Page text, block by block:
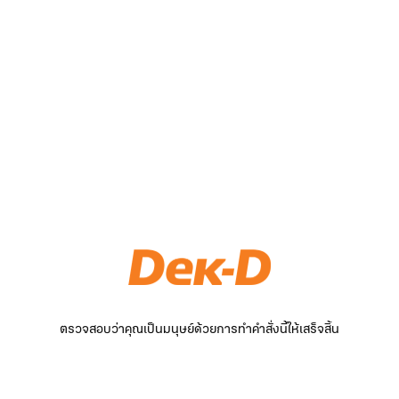
ตรวจสอบว่าคุณเป็นมนุษย์ด้วยการทำคำสั่งนี้ให้เสร็จสิ้น